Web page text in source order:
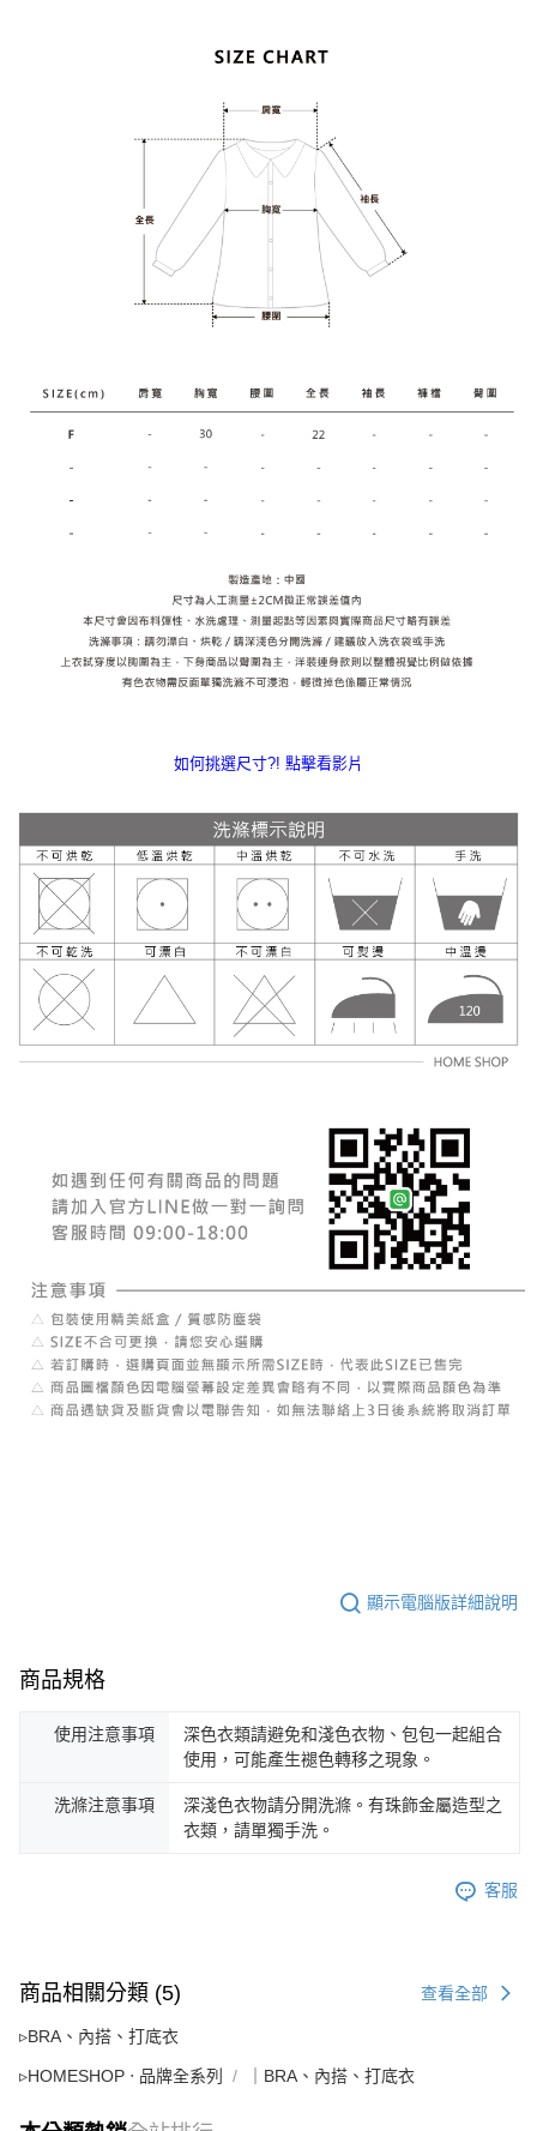
如何挑選尺寸?! 點擊看影片
顯示電腦版詳細說明
商品規格
使用注意事項
深色衣類請避免和淺色衣物、包包一起組合
使用，可能產生褪色轉移之現象。
洗滌注意事項
深淺色衣物請分開洗滌。有珠飾金屬造型之
衣類，請單獨手洗。
客服
商品相關分類 (5) 查看全部
▹BRA、內搭、打底衣
▹HOMESHOP ‧ 品牌全系列 ｜BRA、內搭、打底衣